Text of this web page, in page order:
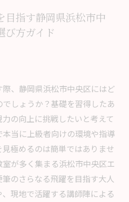
目指す静岡県浜松市中
び方ガイド
、静岡県浜松市中央区にはど
しょうか？基礎を習得したあ
の向上に挑戦したいと考えて
当に上級者向けの環境や指導
極めるのは簡単ではありませ
が多く集まる浜松市中央区エ
のさらなる飛躍を目指す大人
現地で活躍する講師陣による